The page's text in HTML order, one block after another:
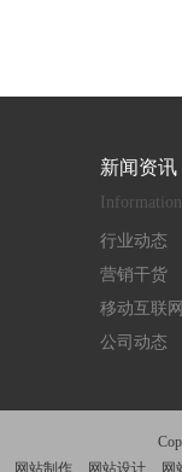
新闻资讯
Information
行业动态
营销干货
移动互联
公司动态
网站制作 网站设计 网